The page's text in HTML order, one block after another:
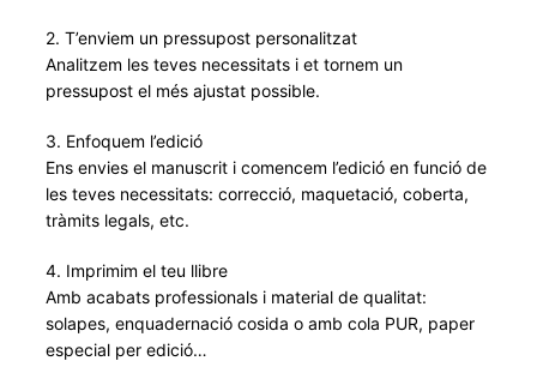
2. T’enviem un pressupost personalitzat
Analitzem les teves necessitats i et tornem un
pressupost el més ajustat possible.
3. Enfoquem l’edició
Ens envies el manuscrit i comencem l’edició en funció de
les teves necessitats: correcció, maquetació, coberta,
tràmits legals, etc.
4. Imprimim el teu llibre
Amb acabats professionals i material de qualitat:
solapes, enquadernació cosida o amb cola PUR, paper
especial per edició…